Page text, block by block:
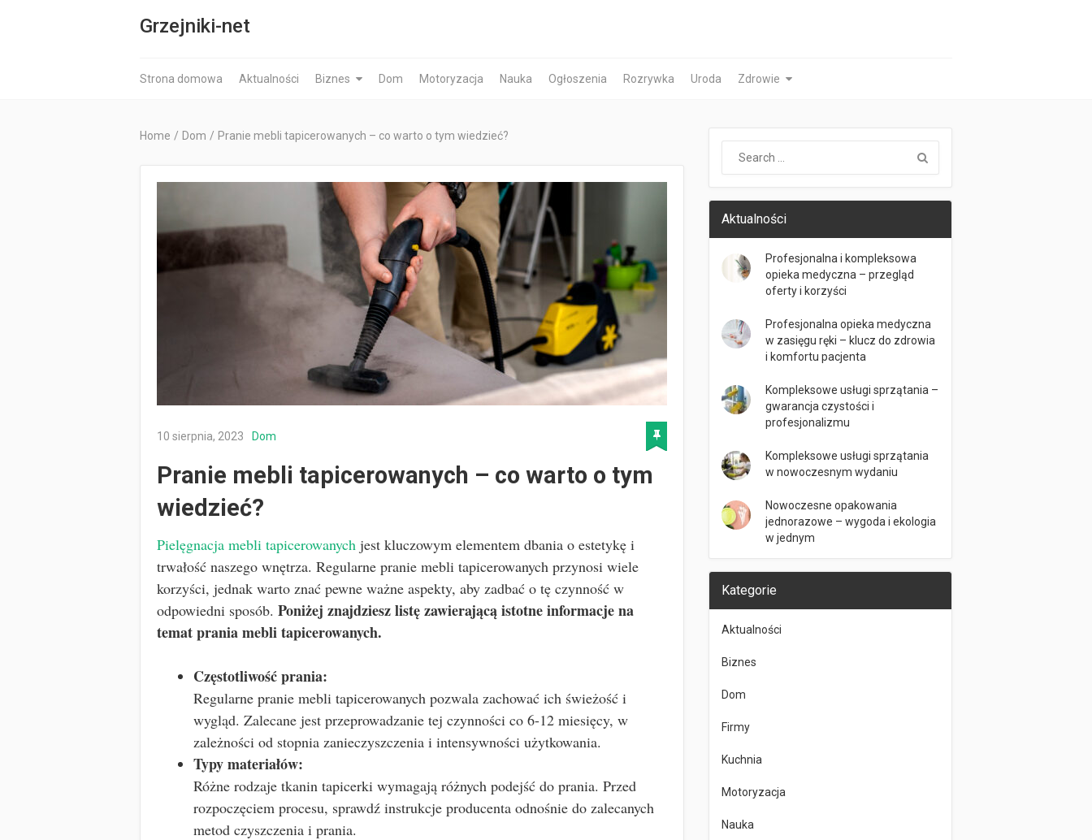
Grzejniki-net
Strona domowa Aktualności Biznes Dom Motoryzacja Nauka Ogłoszenia Rozrywka Uroda Zdrowie
Home / Dom / Pranie mebli tapicerowanych – co warto o tym wiedzieć?
10 sierpnia, 2023 Dom
Pranie mebli tapicerowanych – co warto o tym
wiedzieć?
Pielęgnacja mebli tapicerowanych jest kluczowym elementem dbania o estetykę i
trwałość naszego wnętrza. Regularne pranie mebli tapicerowanych przynosi wiele
korzyści, jednak warto znać pewne ważne aspekty, aby zadbać o tę czynność w
odpowiedni sposób. Poniżej znajdziesz listę zawierającą istotne informacje na
temat prania mebli tapicerowanych.
Częstotliwość prania:
Regularne pranie mebli tapicerowanych pozwala zachować ich świeżość i
wygląd. Zalecane jest przeprowadzanie tej czynności co 6-12 miesięcy, w
zależności od stopnia zanieczyszczenia i intensywności użytkowania.
Typy materiałów:
Różne rodzaje tkanin tapicerki wymagają różnych podejść do prania. Przed
rozpoczęciem procesu, sprawdź instrukcje producenta odnośnie do zalecanych
metod czyszczenia i prania.
Aktualności
Profesjonalna i kompleksowa
opieka medyczna – przegląd
oferty i korzyści
Profesjonalna opieka medyczna
w zasięgu ręki – klucz do zdrowia
i komfortu pacjenta
Kompleksowe usługi sprzątania –
gwarancja czystości i
profesjonalizmu
Kompleksowe usługi sprzątania
w nowoczesnym wydaniu
Nowoczesne opakowania
jednorazowe – wygoda i ekologia
w jednym
Kategorie
Aktualności
Biznes
Dom
Firmy
Kuchnia
Motoryzacja
Nauka